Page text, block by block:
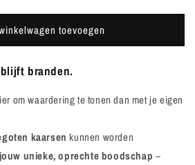
toevoegen
branden.
om waardering te tonen dan met je eigen
kaarsen kunnen worden
unieke, oprechte boodschap –